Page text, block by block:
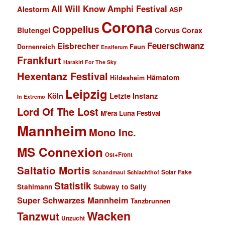
Alestorm All Will KnowAmphi Festival ASP
Blutengel Coppelius Corona Corvus Corax
Dornenreich Eisbrecher Ensiferum Faun Feuerschwanz
Frankfurt Harakiri For The Sky
Hexentanz Festival Hildesheim Hämatom
In Extremo Köln Leipzig Letzte Instanz
Lord Of The Lost M'era Luna Festival
Mannheim Mono Inc.
MS Connexion Ost+Front
Saltatio Mortis Schandmaul Schlachthof Solar Fake
Stahlmann Statistik Subway to Sally
Super Schwarzes Mannheim Tanzbrunnen
Tanzwut Unzucht Wacken